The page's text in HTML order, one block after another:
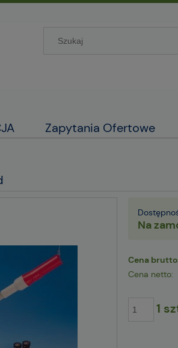
Zapytania Ofertowe
Na
Cena
Cena netto:
1